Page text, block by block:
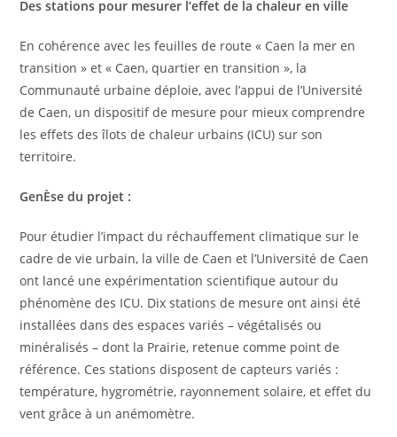
Des stations pour mesurer l’effet de la chaleur en ville
En cohérence avec les feuilles de route « Caen la mer en
transition » et « Caen, quartier en transition », la
Communauté urbaine déploie, avec l’appui de l’Université
de Caen, un dispositif de mesure pour mieux comprendre
les effets des îlots de chaleur urbains (ICU) sur son
territoire.
GenÈse du projet :
Pour étudier l’impact du réchauffement climatique sur le
cadre de vie urbain, la ville de Caen et l’Université de Caen
ont lancé une expérimentation scientifique autour du
phénomène des ICU. Dix stations de mesure ont ainsi été
installées dans des espaces variés – végétalisés ou
minéralisés – dont la Prairie, retenue comme point de
référence. Ces stations disposent de capteurs variés :
température, hygrométrie, rayonnement solaire, et effet du
vent grâce à un anémomètre.